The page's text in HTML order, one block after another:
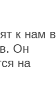
к нам в
Он
на